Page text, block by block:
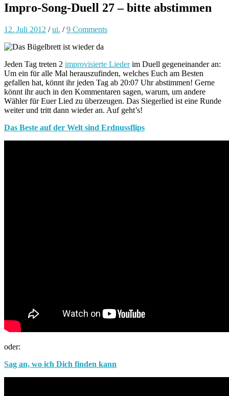
Impro-Song-Duell 27 – bitte abstimmen
12. Juli 2012 /ui. /9 Comments
Jeden Tag treten 2 improvisierte Liederim Duell gegeneinander an:
Um ein für alle Mal herauszufinden, welches Euch am Besten
gefallen hat, könnt ihr jeden Tag ab 20:07 Uhr abstimmen! Gerne
könnt ihr auch in den Kommentaren sagen, warum, um andere
Wähler für Euer Lied zu überzeugen. Das Siegerlied ist eine Runde
weiter und tritt dann wieder an. Auf geht’s!
Das Beste auf der Welt sind Erdnussflips
oder:
Sag an, wo ich Dich finden kann